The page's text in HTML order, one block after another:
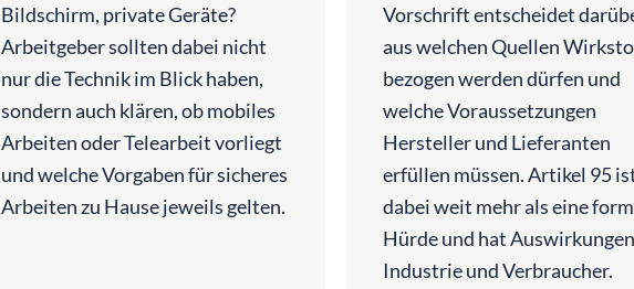
Bildschirm, private Geräte?
Arbeitgeber sollten dabei nicht
nur die Technik im Blick haben,
sondern auch klären, ob mobiles
Arbeiten oder Telearbeit vorliegt
und welche Vorgaben für sicheres
Arbeiten zu Hause jeweils gelten.
Vorschrift entscheidet
aus welchen Quellen
bezogen werden dürfen und
welche Voraussetzungen
Hersteller und Lieferanten
erfüllen müssen. Artikel 95
dabei weit mehr als eine
Hürde und hat
Industrie und Verbraucher.